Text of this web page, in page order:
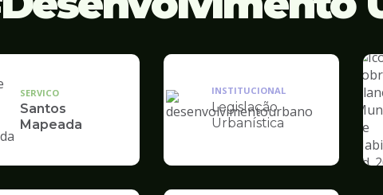
SERVICO
Santos
Mapeada
Ilustração
de
Desenvolvimento
INSTITUCIONAL
Legislação
Urbanística